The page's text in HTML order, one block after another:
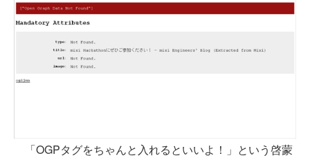
「OGPタグをちゃんと入れるといいよ！」という啓蒙